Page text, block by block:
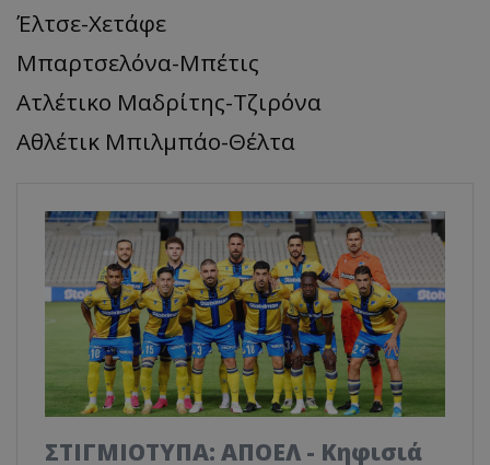
Έλτσε-Χετάφε
Μπαρτσελόνα-Μπέτις
Ατλέτικο Μαδρίτης-Τζιρόνα
Αθλέτικ Μπιλμπάο-Θέλτα
ΣΤΙΓΜΙΟΤΥΠΑ: ΑΠΟΕΛ - Κηφισιά